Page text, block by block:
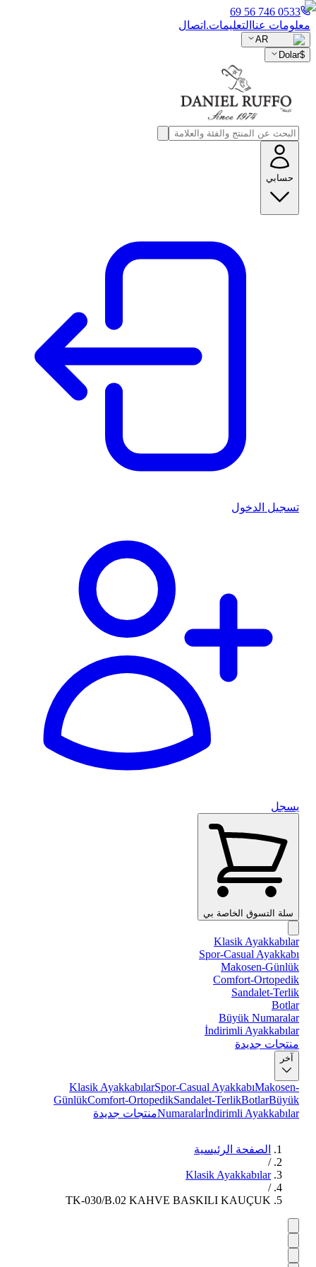
0533 746 56 69
معلومات عنا التعليمات. اتصال
AR
$
Dolar
حسابي
تسجيل الدخول
يسجل
سلة التسوق الخاصة بي
Klasik Ayakkabılar
Spor-Casual Ayakkabı
Makosen-Günlük
Comfort-Ortopedik
Sandalet-Terlik
Botlar
Büyük Numaralar
İndirimli Ayakkabılar
منتجات جديدة
آخر
Klasik AyakkabılarSpor-Casual AyakkabıMakosen-
GünlükComfort-OrtopedikSandalet-TerlikBotlarBüyük
Numaralarİndirimli Ayakkabılar منتجات جديدة
الصفحة الرئيسية
/
Klasik Ayakkabılar
/
TK-030/B.02 KAHVE BASKILI KAUÇUK